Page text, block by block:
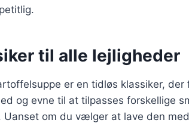
til alle lejligheder
er en tidløs klassiker,
og evne til at tilpasses forskellige
Uanset om du vælger at lave den